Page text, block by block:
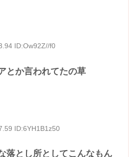
ID:Ow92Z//f0
とか言われてたの草
ID:6YH1B1z50
落とし所としてこんなもん